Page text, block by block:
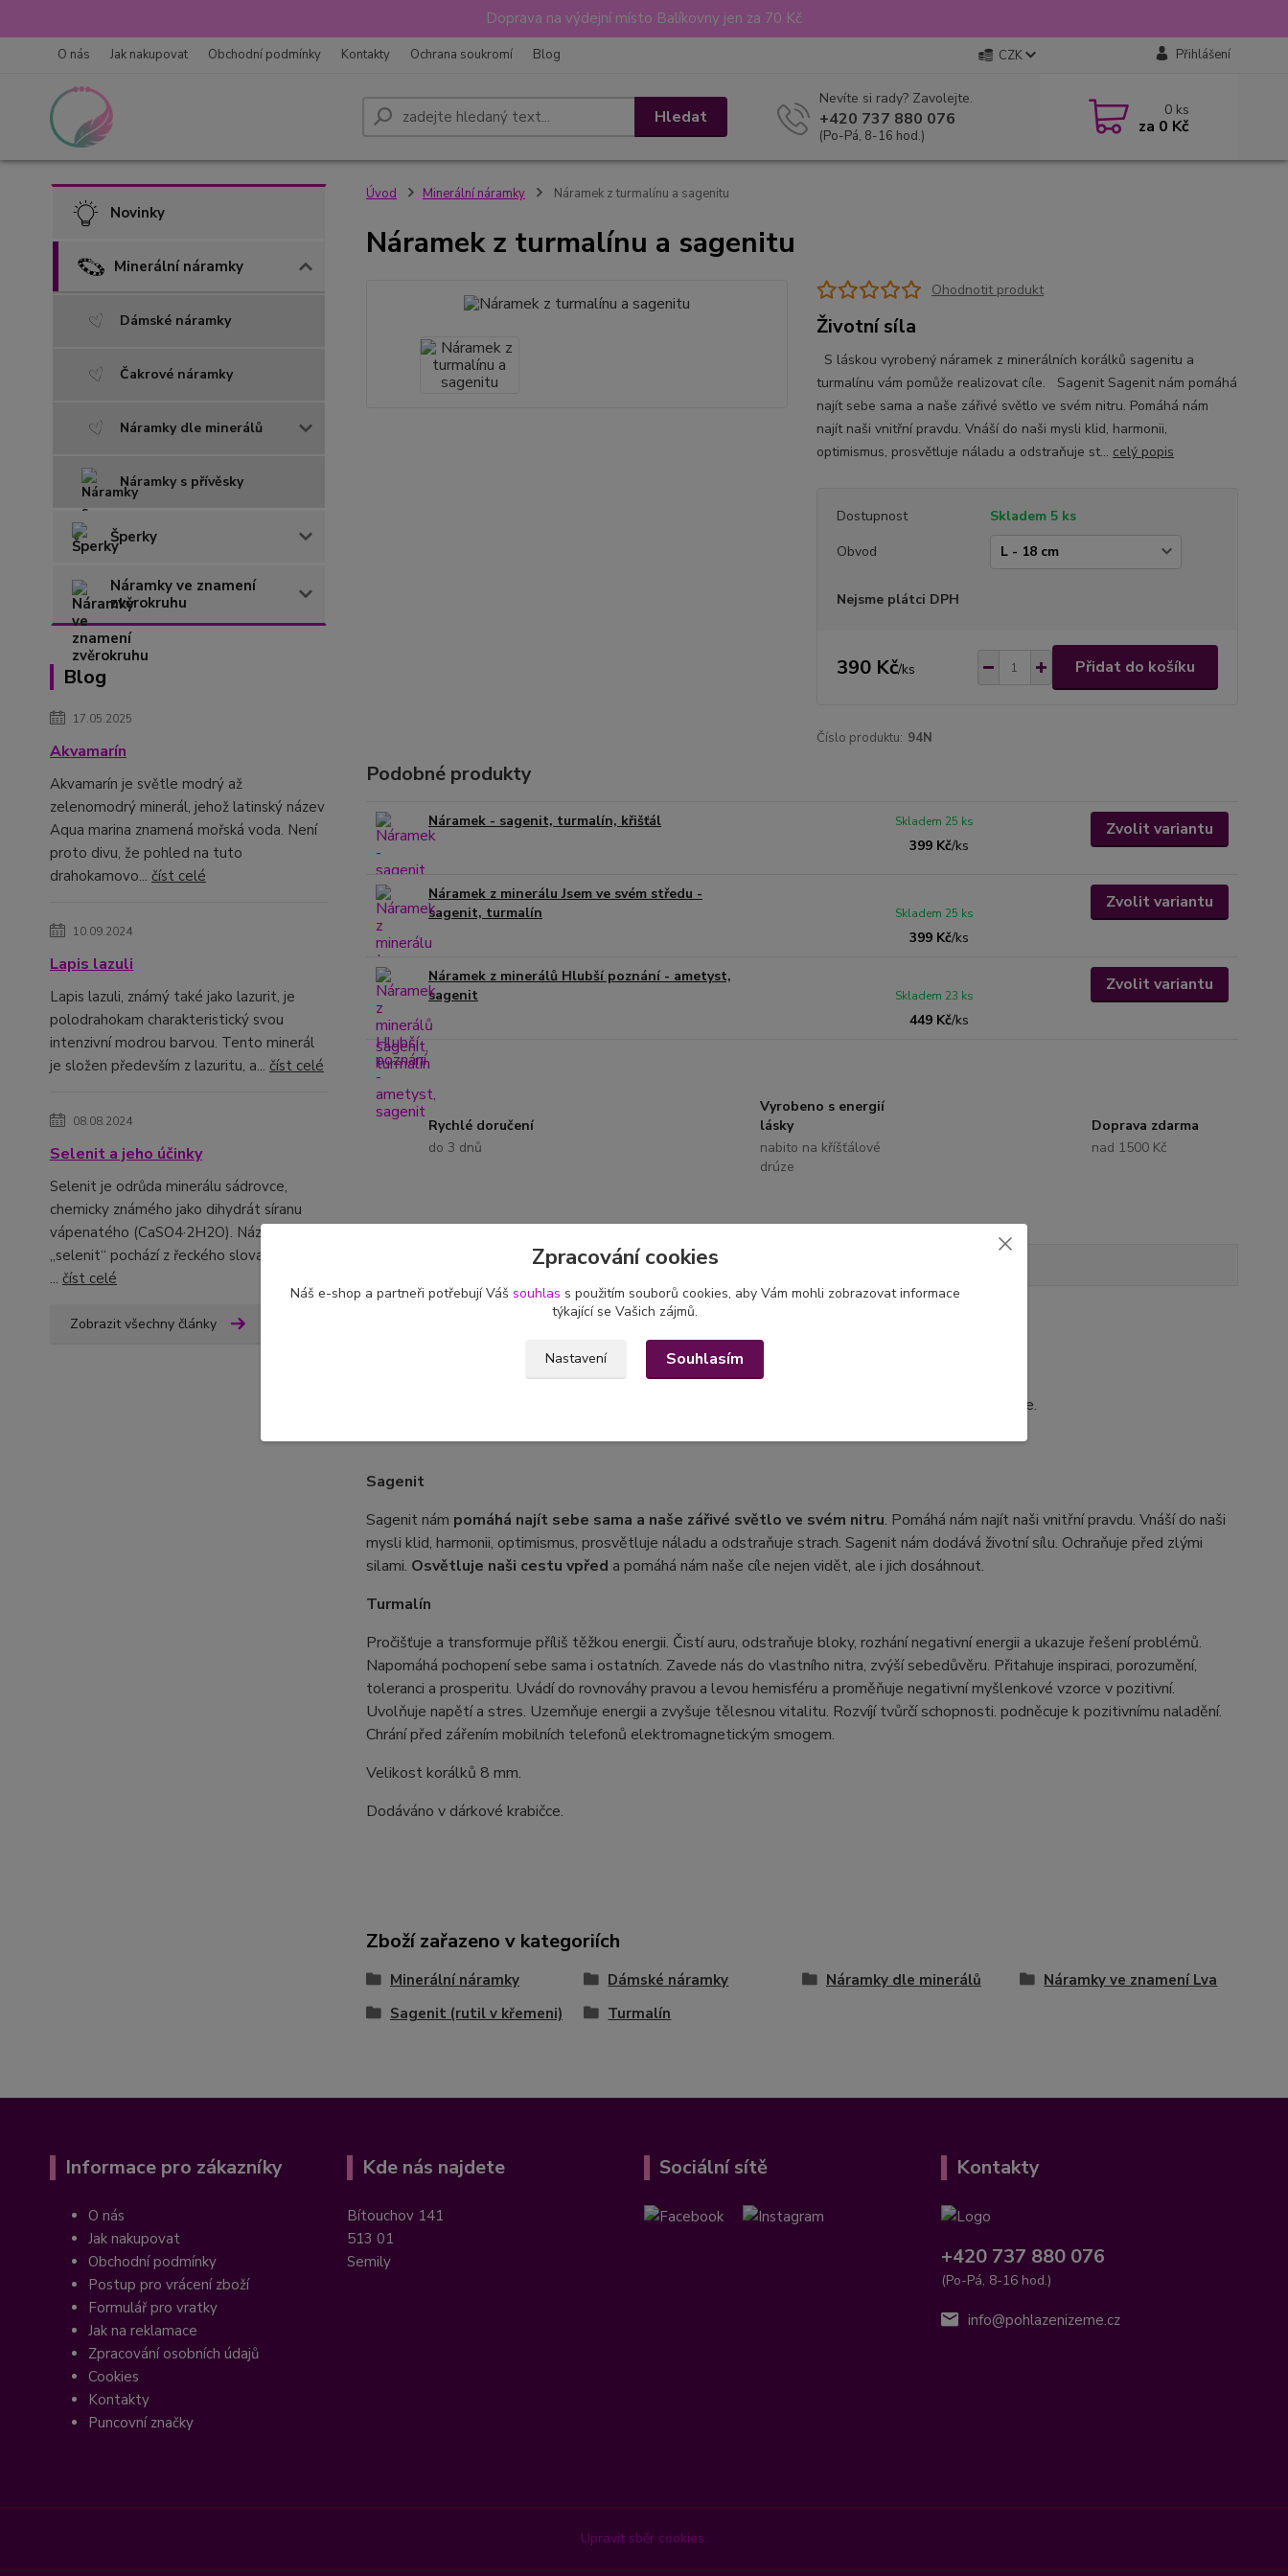
Doprava na výdejní místo Balíkovny jen za 70 Kč
O nás Jak nakupovat Obchodní podmínky Kontakty Ochrana soukromí Blog CZK Přihlášení
Hledat
Nevíte si rady? Zavolejte.
+420 737 880 076
(Po-Pá, 8-16 hod.)
0 ks
za 0 Kč
Novinky
Minerální náramky
Dámské náramky
Čakrové náramky
Náramky dle minerálů
Náramky s přívěsky
Šperky
Náramky ve znamení
zvěrokruhu
Blog
17.05.2025
Akvamarín
Akvamarín je světle modrý až
zelenomodrý minerál, jehož latinský název
Aqua marina znamená mořská voda. Není
proto divu, že pohled na tuto
drahokamovo... číst celé
10.09.2024
Lapis lazuli
Lapis lazuli, známý také jako lazurit, je
polodrahokam charakteristický svou
intenzivní modrou barvou. Tento minerál
je složen především z lazuritu, a... číst celé
08.08.2024
Selenit a jeho účinky
Selenit je odrůda minerálu sádrovce,
chemicky známého jako dihydrát síranu
vápenatého (CaSO4·2H2O). Název
„selenit“ pochází z řeckého slova „selene“,
... číst celé
Zobrazit všechny články
Úvod Minerální náramky Náramek z turmalínu a sagenitu
Náramek z turmalínu a sagenitu
Ohodnotit produkt
Životní síla
S láskou vyrobený náramek z minerálních korálků sagenitu a
turmalínu vám pomůže realizovat cíle. Sagenit Sagenit nám pomáhá
najít sebe sama a naše zářivé světlo ve svém nitru. Pomáhá nám
najít naši vnitřní pravdu. Vnáší do naši mysli klid, harmonii,
optimismus, prosvětluje náladu a odstraňuje st... celý popis
Dostupnost
Skladem 5 ks
Obvod
Nejsme plátci DPH
390 Kč/ks Přidat do košíku
Číslo produktu: 94N
Podobné produkty
Náramek - sagenit, turmalín, křišťál
399 Kč/ks
Skladem 25 ks Zvolit variantu
Náramek z minerálu Jsem ve svém středu -
sagenit, turmalín
399 Kč/ks
Skladem 25 ks
Zvolit variantu
Náramek z minerálů Hlubší poznání - ametyst,
sagenit
449 Kč/ks
Skladem 23 ks
Zvolit variantu
Rychlé doručení
do 3 dnů
Vyrobeno s energií
lásky
nabito na kříšťálové
drúze
Doprava zdarma
nad 1500 Kč
Kompletní specifikace
sagenitu a turmalínu vám pomůže realizovat cíle.
Sagenit
Sagenit nám pomáhá najít sebe sama a naše zářivé světlo ve svém nitru. Pomáhá nám najít naši vnitřní pravdu. Vnáší do naši
mysli klid, harmonii, optimismus, prosvětluje náladu a odstraňuje strach. Sagenit nám dodává životní sílu. Ochraňuje před zlými
silami. Osvětluje naši cestu vpřed a pomáhá nám naše cíle nejen vidět, ale i jich dosáhnout.
Turmalín
Pročišťuje a transformuje příliš těžkou energii. Čistí auru, odstraňuje bloky, rozhání negativní energii a ukazuje řešení problémů.
Napomáhá pochopení sebe sama i ostatních. Zavede nás do vlastního nitra, zvýší sebedůvěru. Přitahuje inspiraci, porozumění,
toleranci a prosperitu. Uvádí do rovnováhy pravou a levou hemisféru a proměňuje negativní myšlenkové vzorce v pozitivní.
Uvolňuje napětí a stres. Uzemňuje energii a zvyšuje tělesnou vitalitu. Rozvíjí tvůrčí schopnosti. podněcuje k pozitivnímu naladění.
Chrání před zářením mobilních telefonů elektromagnetickým smogem.
Velikost korálků 8 mm.
Dodáváno v dárkové krabičce.
Zboží zařazeno v kategoriích
Minerální náramky Dámské náramky Náramky dle minerálů
Náramky ve znamení Lva
Sagenit (rutil v křemeni)
Turmalín
Informace pro zákazníky
O nás
Jak nakupovat
Obchodní podmínky
Postup pro vrácení zboží
Formulář pro vratky
Jak na reklamace
Zpracování osobních údajů
Cookies
Kontakty
Puncovní značky
Kde nás najdete
Bítouchov 141
513 01
Semily
Sociální sítě Kontakty
+420 737 880 076
(Po-Pá, 8-16 hod.)
info@pohlazenizeme.cz
Upravit sběr cookies.
Zpracování cookies
Náš e-shop a partneři potřebují Váš souhlas s použitím souborů cookies, aby Vám mohli zobrazovat informace
týkající se Vašich zájmů.
Nastavení Souhlasím